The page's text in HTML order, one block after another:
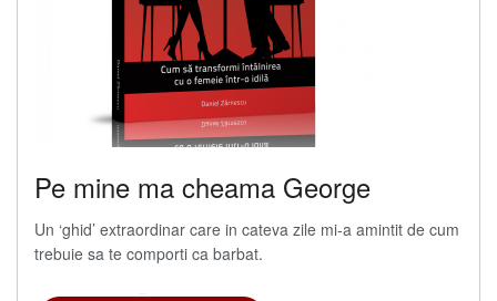
Pe mine ma cheama George
Un ‘ghid’ extraordinar care in cateva zile mi-a amintit de cum
trebuie sa te comporti ca barbat.